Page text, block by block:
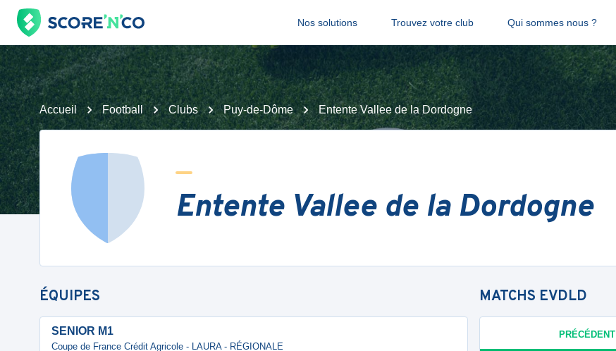
Nos solutions Trouvez votre club Qui sommes nous ?
Accueil Football Clubs Puy-de-Dôme Entente Vallee de la Dordogne
Entente Vallee de la Dordogne
ÉQUIPES
SENIOR M1
Coupe de France Crédit Agricole - LAURA - RÉGIONALE
MATCHS EVDLD
PRÉCÉDENT